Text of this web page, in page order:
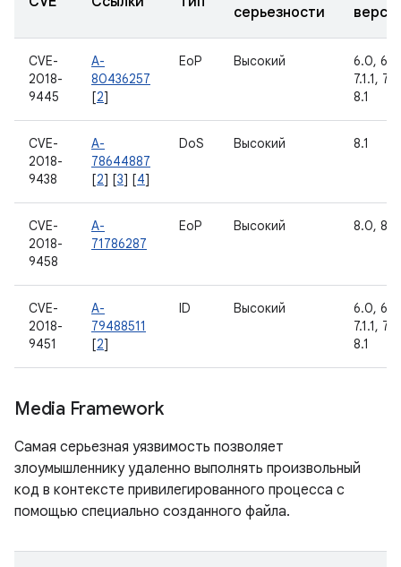
серьезности
CVE-
2018-
9445
A-
80436257
[2]
EoP Высокий
6.0,
7.1.1,
8.1
CVE-
2018-
9438
A-
78644887
[2] [3] [4]
DoS Высокий 8.1
CVE-
2018-
9458
A-
71786287
EoP Высокий 8.0, 8.1
CVE-
2018-
9451
A-
79488511
[2]
ID Высокий
6.0,
7.1.1,
8.1
Media Framework
Самая серьезная уязвимость позволяет
злоумышленнику удаленно выполнять произвольный
код в контексте привилегированного процесса с
помощью специально созданного файла.